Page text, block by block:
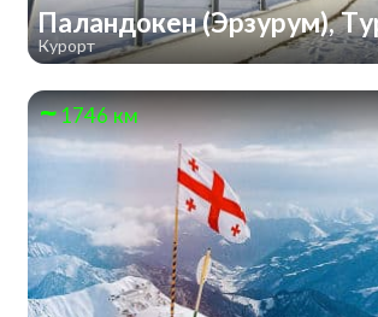
Паландокен (Эрзурум),
Курорт
1746 км